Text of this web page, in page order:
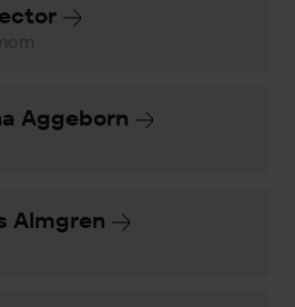
Aggeborn
Almgren